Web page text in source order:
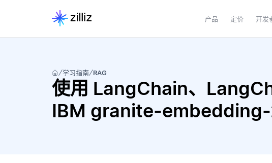
产品 定价 开发
学习指南 RAG
使用 LangChain、
IBM granite-embedding-